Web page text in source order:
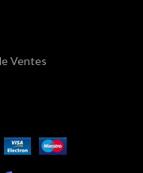
Ventes